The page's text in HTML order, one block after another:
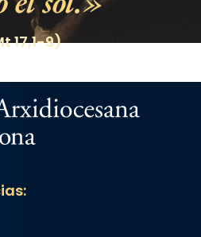
17,1-9)
Cristiana